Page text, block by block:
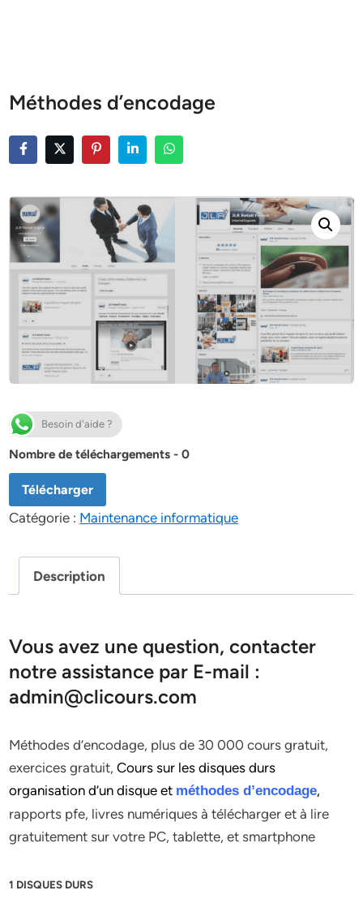
Méthodes d’encodage
Besoin d'aide ?
Nombre de téléchargements - 0
Télécharger
Catégorie : Maintenance informatique
Description
Vous avez une question, contacter
notre assistance par E-mail :
admin@clicours.com
Méthodes d’encodage, plus de 30 000 cours gratuit,
exercices gratuit, Cours sur les disques durs
organisation d’un disque et méthodes d’encodage,
rapports pfe, livres numériques à télécharger et à lire
gratuitement sur votre PC, tablette, et smartphone
1 DISQUES DURS